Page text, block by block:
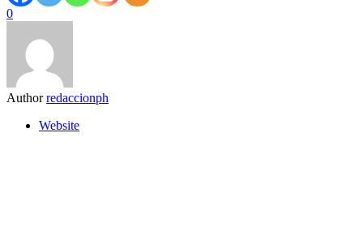
0
Author redaccionph
Website